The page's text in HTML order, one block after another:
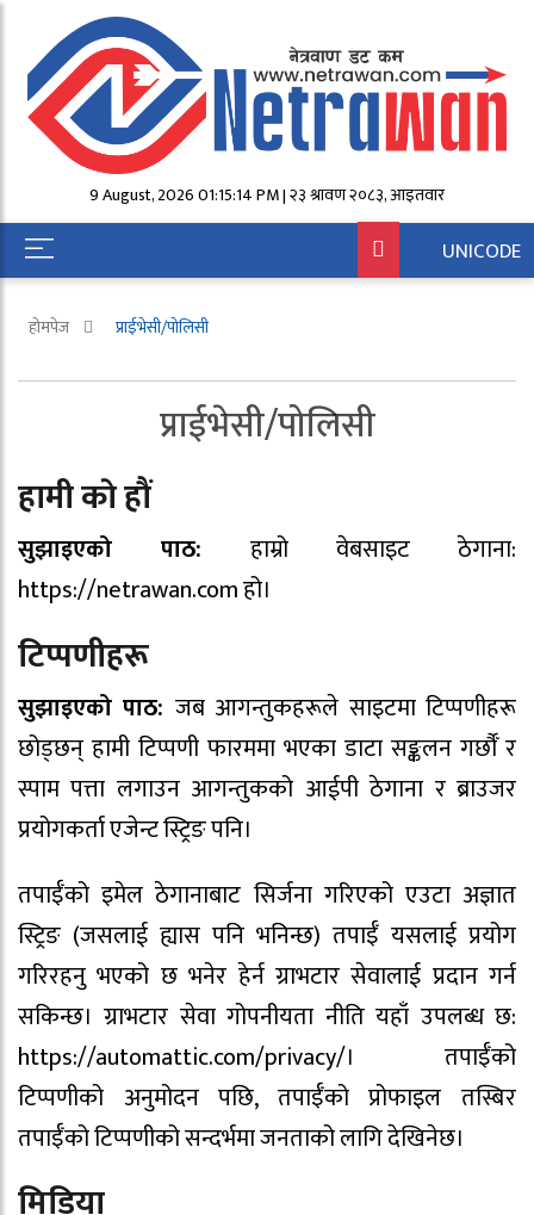
9 August, 2026 01:15:14 PM | २३ श्रावण २०८३, आईतवार
UNICODE
होमपेज प्राईभेसी/पोलिसी
प्राईभेसी/पोलिसी
हामी काे हाैं
सुझाइएको पाठ: हाम्रो वेबसाइट ठेगाना:
https://netrawan.com हो।
टिप्पणीहरू
सुझाइएको पाठ: जब आगन्तुकहरूले साइटमा टिप्पणीहरू
छोड्छन् हामी टिप्पणी फारममा भएका डाटा सङ्कलन गर्छौँ र
स्पाम पत्ता लगाउन आगन्तुकको आईपी ठेगाना र ब्राउजर
प्रयोगकर्ता एजेन्ट स्ट्रिङ पनि।
तपाईँको इमेल ठेगानाबाट सिर्जना गरिएको एउटा अज्ञात
स्ट्रिङ (जसलाई ह्यास पनि भनिन्छ) तपाईँ यसलाई प्रयोग
गरिरहनु भएको छ भनेर हेर्न ग्राभटार सेवालाई प्रदान गर्न
सकिन्छ। ग्राभटार सेवा गोपनीयता नीति यहाँ उपलब्ध छ:
https://automattic.com/privacy/। तपाईँको
टिप्पणीको अनुमोदन पछि, तपाईँको प्रोफाइल तस्बिर
तपाईँको टिप्पणीको सन्दर्भमा जनताको लागि देखिनेछ।